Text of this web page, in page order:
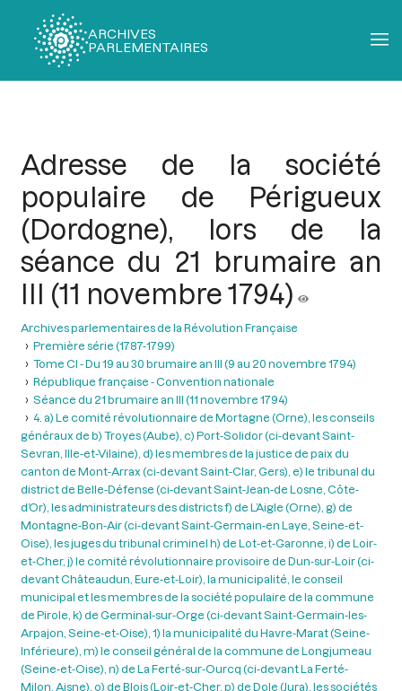
ARCHIVES
PARLEMENTAIRES
Adresse de la société
populaire de Périgueux
(Dordogne), lors de la
séance du 21 brumaire an
III (11 novembre 1794)
Archives parlementaires de la Révolution Française
Première série (1787-1799)
Tome CI - Du 19 au 30 brumaire an III (9 au 20 novembre 1794)
République française - Convention nationale
Séance du 21 brumaire an III (11 novembre 1794)
4. a) Le comité révolutionnaire de Mortagne (Orne), les conseils
généraux de b) Troyes (Aube), c) Port-Solidor (ci-devant Saint-
Sevran, Ille-et-Vilaine), d) les membres de la justice de paix du
canton de Mont-Arrax (ci-devant Saint-Clar, Gers), e) le tribunal du
district de Belle-Défense (ci-devant Saint-Jean-de Losne, Côte-
d’Or), les administrateurs des districts f) de L’Aigle (Orne), g) de
Montagne-Bon-Air (ci-devant Saint-Germain-en Laye, Seine-et-
Oise), les juges du tribunal criminel h) de Lot-et-Garonne, i) de Loir-
et-Cher, j) le comité révolutionnaire provisoire de Dun-sur-Loir (ci-
devant Châteaudun, Eure-et-Loir), la municipalité, le conseil
municipal et les membres de la société populaire de la commune
de Pirole, k) de Germinal-sur-Orge (ci-devant Saint-Germain-les-
Arpajon, Seine-et-Oise), 1) la municipalité du Havre-Marat (Seine-
Inférieure), m) le conseil général de la commune de Longjumeau
(Seine-et-Oise), n) de La Ferté-sur-Ourcq (ci-devant La Ferté-
Milon, Aisne), o) de Blois (Loir-et-Cher, p) de Dole (Jura), les sociétés